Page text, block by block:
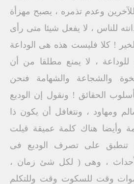
وعدم تذمره ، يصبح مهزأة
للناس ، لا يفعل شيئا متى رأى
! كلا فليست هذه هى الوداعة
للوداعة ، لا يمنع مطلقا من أن
والشجاعة والشهامة فنحن
الحقائق ! ونقول إن الوديع
ومهاود ، ونتغافل أن يكون ذا
وأيضا هناك كلمة عميقة قيلت
تنطبق على تصرف الوديع فى
، وهى ( لكل شئ زمان ،
وقت للسكوت وقت وللتكلم